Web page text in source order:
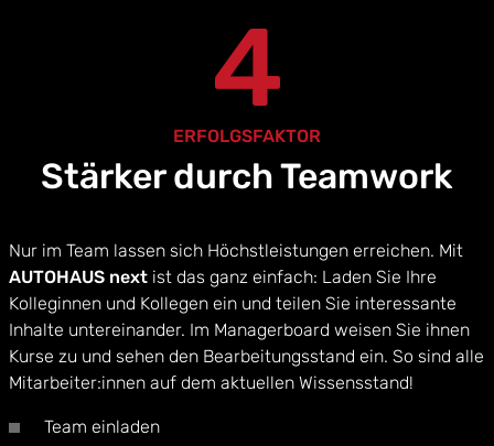
4
ERFOLGSFAKTOR
Stärker durch Teamwork
Nur im Team lassen sich Höchstleistungen erreichen. Mit
AUTOHAUS next ist das ganz einfach: Laden Sie Ihre
Kolleginnen und Kollegen ein und teilen Sie interessante
Inhalte untereinander. Im Managerboard weisen Sie ihnen
Kurse zu und sehen den Bearbeitungsstand ein. So sind alle
Mitarbeiter:innen auf dem aktuellen Wissensstand!
Team einladen